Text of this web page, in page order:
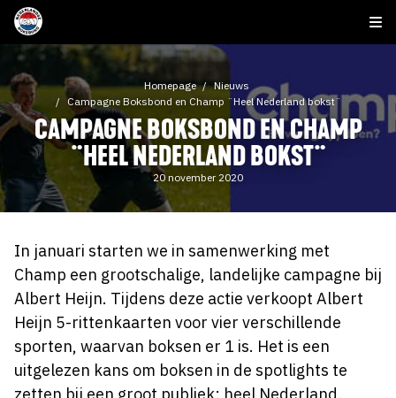
Homepage
Nieuws
Campagne Boksbond en Champ ¨Heel Nederland bokst¨
CAMPAGNE BOKSBOND EN CHAMP
¨HEEL NEDERLAND BOKST¨
20 november 2020
In januari starten we in samenwerking met
Champ een grootschalige, landelijke campagne bij
Albert Heijn. Tijdens deze actie verkoopt Albert
Heijn 5-rittenkaarten voor vier verschillende
sporten, waarvan boksen er 1 is. Het is een
uitgelezen kans om boksen in de spotlights te